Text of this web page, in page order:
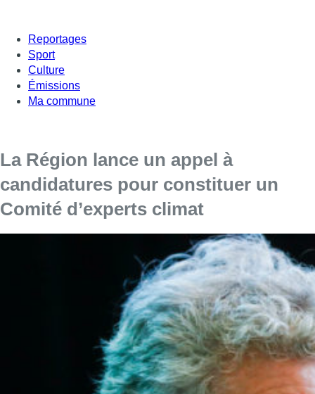
Reportages
Sport
Culture
Émissions
Ma commune
La Région lance un appel à
candidatures pour constituer un
Comité d’experts climat